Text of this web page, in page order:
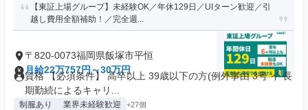
【東証上場グループ】未経験OK／年休129日／UIターン歓迎／引
越し費用全額補助！／完全週...
〒820-0073福岡県飯塚市平恒
月給22万757円～30万円
資格 【必須条件】 高卒以上 39歳以下の方(例外事由 3号 イ 長
期勤続によるキャリ...
制服あり 業界未経験歓迎 +27個